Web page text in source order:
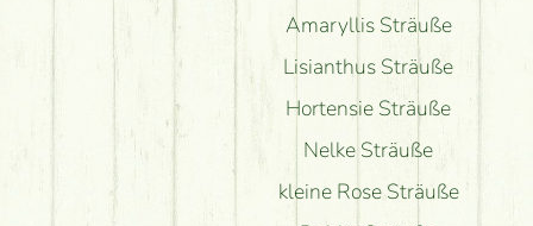
Amaryllis Sträuße
Lisianthus Sträuße
Hortensie Sträuße
Nelke Sträuße
kleine Rose Sträuße